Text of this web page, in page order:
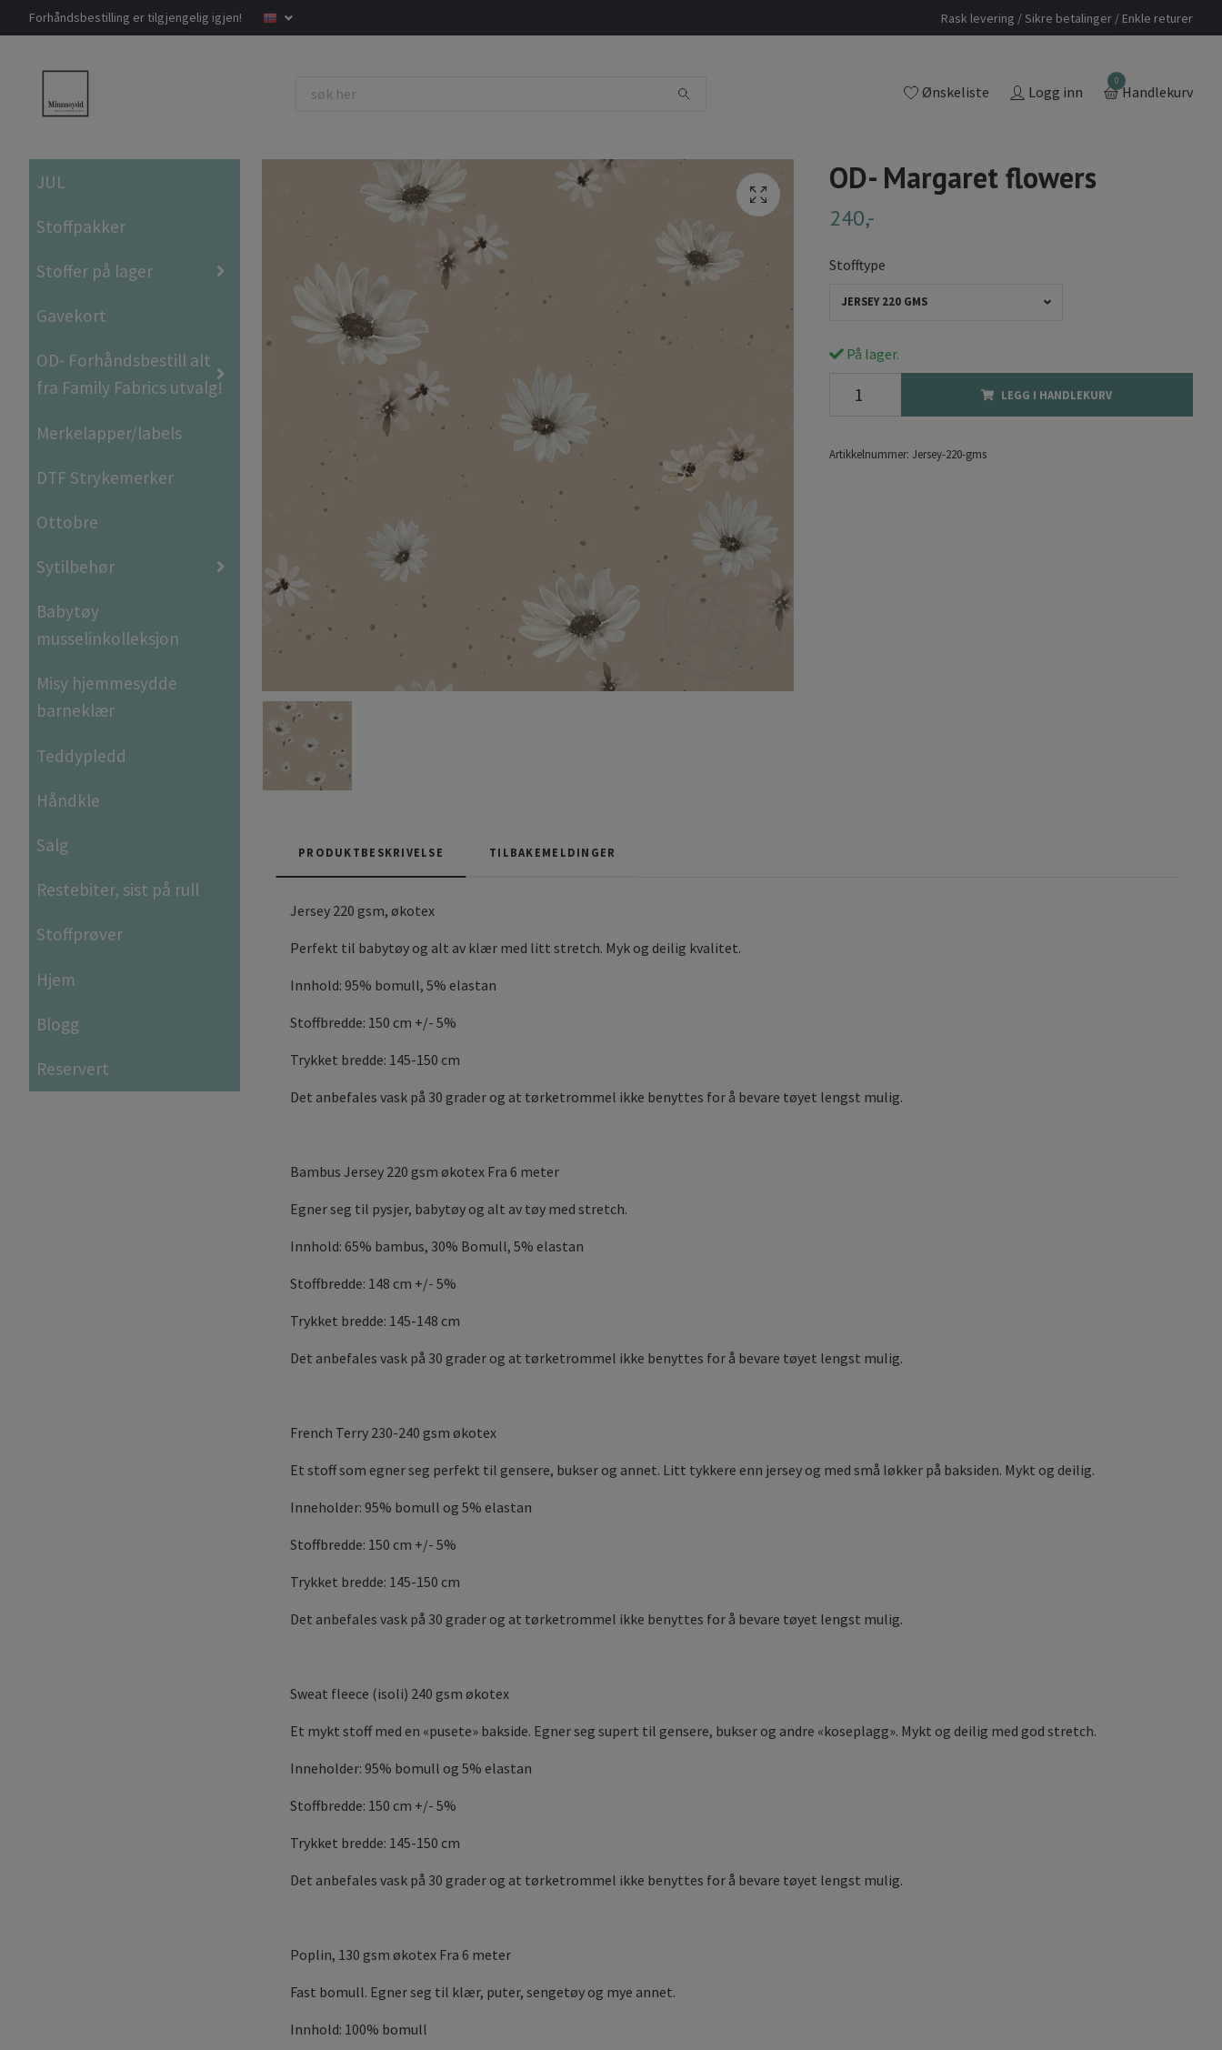
Forhåndsbestilling er tilgjengelig igjen! Rask levering / Sikre betalinger / Enkle returer
Ønskeliste Logg inn
0
Handlekurv
JUL
Stoffpakker
Stoffer på lager
Gavekort
OD- Forhåndsbestill alt
fra Family Fabrics utvalg!
Merkelapper/labels
DTF Strykemerker
Ottobre
Sytilbehør
Babytøy
musselinkolleksjon
Misy hjemmesydde
barneklær
Teddypledd
Håndkle
Salg
Restebiter, sist på rull
Stoffprøver
Hjem
Blogg
Reservert
OD- Margaret flowers
240,-
Stofftype
JERSEY 220 GMS
På lager.
LEGG I HANDLEKURV
Artikkelnummer: Jersey-220-gms
PRODUKTBESKRIVELSE TILBAKEMELDINGER
Jersey 220 gsm, økotex
Perfekt til babytøy og alt av klær med litt stretch. Myk og deilig kvalitet.
Innhold: 95% bomull, 5% elastan
Stoffbredde: 150 cm +/- 5%
Trykket bredde: 145-150 cm
Det anbefales vask på 30 grader og at tørketrommel ikke benyttes for å bevare tøyet lengst mulig.
Bambus Jersey 220 gsm økotex Fra 6 meter
Egner seg til pysjer, babytøy og alt av tøy med stretch.
Innhold: 65% bambus, 30% Bomull, 5% elastan
Stoffbredde: 148 cm +/- 5%
Trykket bredde: 145-148 cm
Det anbefales vask på 30 grader og at tørketrommel ikke benyttes for å bevare tøyet lengst mulig.
French Terry 230-240 gsm økotex
Et stoff som egner seg perfekt til gensere, bukser og annet. Litt tykkere enn jersey og med små løkker på baksiden. Mykt og deilig.
Inneholder: 95% bomull og 5% elastan
Stoffbredde: 150 cm +/- 5%
Trykket bredde: 145-150 cm
Det anbefales vask på 30 grader og at tørketrommel ikke benyttes for å bevare tøyet lengst mulig.
Sweat fleece (isoli) 240 gsm økotex
Et mykt stoff med en «pusete» bakside. Egner seg supert til gensere, bukser og andre «koseplagg». Mykt og deilig med god stretch.
Inneholder: 95% bomull og 5% elastan
Stoffbredde: 150 cm +/- 5%
Trykket bredde: 145-150 cm
Det anbefales vask på 30 grader og at tørketrommel ikke benyttes for å bevare tøyet lengst mulig.
Poplin, 130 gsm økotex Fra 6 meter
Fast bomull. Egner seg til klær, puter, sengetøy og mye annet.
Innhold: 100% bomull